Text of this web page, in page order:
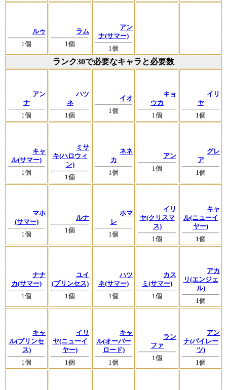
ルゥ
1個
ラム
1個
アン
ナ(サマー)
1個
ランク30で必要なキャラと必要数
アン
ナ
1個
ハツ
ネ
1個
イオ
1個
キョ
ウカ
1個
イリ
ヤ
1個
キャ
ル(サマー)
1個
ミサ
キ(ハロウィ
ン)
1個
ネネ
カ
1個
アン
1個
グレ
ア
1個
マホ
(サマー)
1個
ルナ
1個
ホマ
レ
1個
イリ
ヤ(クリスマ
ス)
1個
キャ
ル(ニューイ
ヤー)
1個
ナナ
カ(サマー)
1個
ユイ
(プリンセス)
1個
ハツ
ネ(サマー)
1個
カス
ミ(サマー)
1個
アカ
リ(エンジェ
ル)
1個
キャ
ル(プリンセ
ス)
1個
イリ
ヤ(ニューイ
ヤー)
1個
キャ
ル(オーバー
ロード)
1個
ラン
ファ
1個
アン
ナ(パイレー
ツ)
1個